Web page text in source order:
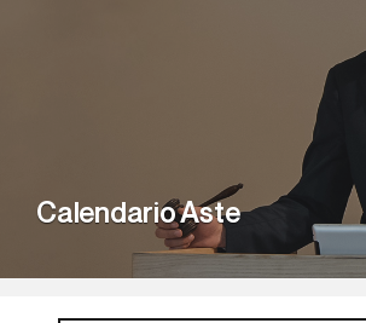
Calendario Aste